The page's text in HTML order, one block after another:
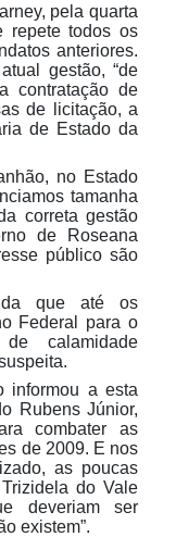
pela quarta
repete todos os
anteriores.
gestão, “de
contratação de
de licitação, a
de Estado da
no Estado
tamanha
correta gestão
de Roseana
público são
que até os
Federal para o
calamidade
a esta
Rubens Júnior,
combater as
de 2009. E nos
as poucas
do Vale
deveriam ser
existem”.